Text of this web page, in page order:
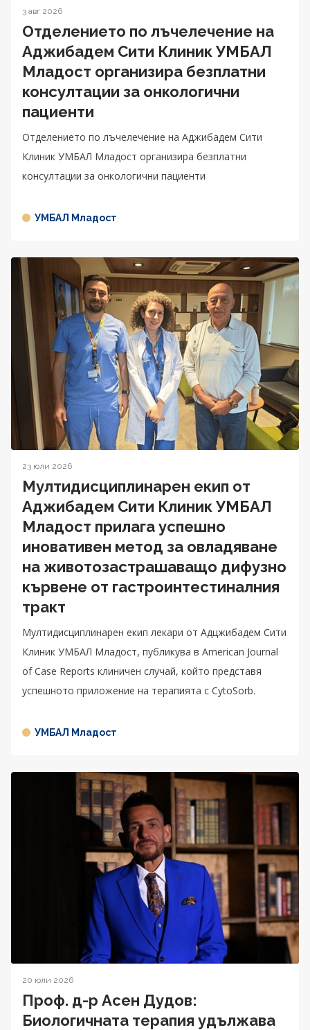
3 авг 2026
Отделението по лъчелечение на
Аджибадем Сити Клиник УМБАЛ
Младост организира безплатни
консултации за онкологични
пациенти
Отделението по лъчелечение на Аджибадем Сити
Клиник УМБАЛ Младост организира безплатни
консултации за онкологични пациенти
УМБАЛ Младост
23 юли 2026
Мултидисциплинарен екип от
Аджибадем Сити Клиник УМБАЛ
Младост прилага успешно
иновативен метод за овладяване
на животозастрашаващо дифузно
кървене от гастроинтестиналния
тракт
Мултидисциплинарен екип лекари от Адцжибадем Сити
Клиник УМБАЛ Младост, публикува в American Journal
of Case Reports клиничен случай, който представя
успешното приложение на терапията с CytoSorb.
УМБАЛ Младост
20 юли 2026
Проф. д-р Асен Дудов:
Биологичната терапия удължава